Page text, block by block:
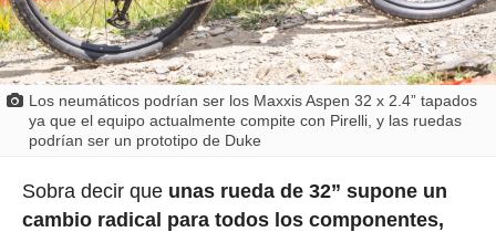
Los neumáticos podrían ser los Maxxis Aspen 32 x 2.4” tapados
ya que el equipo actualmente compite con Pirelli, y las ruedas
podrían ser un prototipo de Duke
Sobra decir que unas rueda de 32” supone un
cambio radical para todos los componentes,